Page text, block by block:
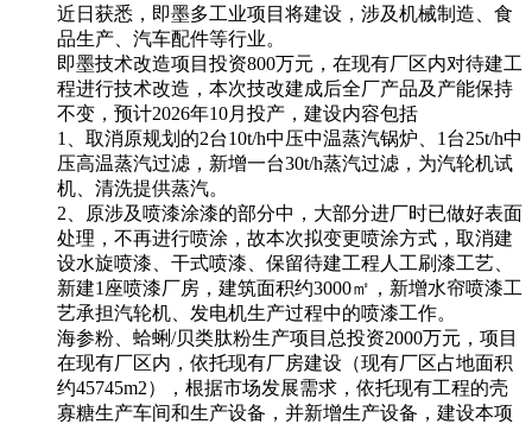
近日获悉，即墨多工业项目将建设，涉及机械制造、食
品生产、汽车配件等行业。
即墨技术改造项目投资800万元，在现有厂区内对待建工
程进行技术改造，本次技改建成后全厂产品及产能保持
不变，预计2026年10月投产，建设内容包括
1、取消原规划的2台10t/h中压中温蒸汽锅炉、1台25t/h中
压高温蒸汽过滤，新增一台30t/h蒸汽过滤，为汽轮机试
机、清洗提供蒸汽。
2、原涉及喷漆涂漆的部分中，大部分进厂时已做好表面
处理，不再进行喷涂，故本次拟变更喷涂方式，取消建
设水旋喷漆、干式喷漆、保留待建工程人工刷漆工艺、
新建1座喷漆厂房，建筑面积约3000㎡，新增水帘喷漆工
艺承担汽轮机、发电机生产过程中的喷漆工作。
海参粉、蛤蜊/贝类肽粉生产项目总投资2000万元，项目
在现有厂区内，依托现有厂房建设（现有厂区占地面积
约45745m2），根据市场发展需求，依托现有工程的壳
寡糖生产车间和生产设备，并新增生产设备，建设本项